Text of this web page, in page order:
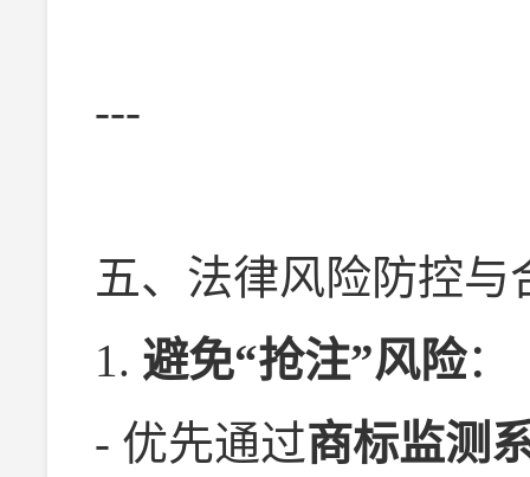
---
五、法律风险防控与
1. 避免“抢注”风险：
- 优先通过商标监测